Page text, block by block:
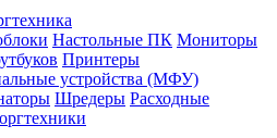
Настольные ПК Мониторы
Принтеры
устройства (МФУ)
Шредеры Расходные